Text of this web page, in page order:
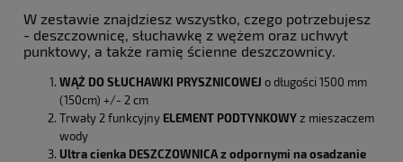
W zestawie znajdziesz wszystko, czego potrzebujesz
- deszczownicę, słuchawkę z wężem oraz uchwyt
punktowy, a także ramię ścienne deszczownicy.
WĄŻ DO SŁUCHAWKI PRYSZNICOWEJ o długości 1500 mm
(150cm) +/- 2 cm
Trwały 2 funkcyjny ELEMENT PODTYNKOWY z mieszaczem
wody
Ultra cienka DESZCZOWNICA z odpornymi na osadzanie